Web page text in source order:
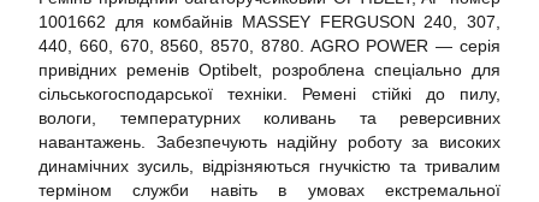
1001662 для комбайнів MASSEY FERGUSON 240, 307,
440, 660, 670, 8560, 8570, 8780. AGRO POWER — серія
привідних ременів Optibelt, розроблена спеціально для
сільськогосподарської техніки. Ремені стійкі до пилу,
вологи, температурних коливань та реверсивних
навантажень. Забезпечують надійну роботу за високих
динамічних зусиль, відрізняються гнучкістю та тривалим
терміном служби навіть в умовах екстремальної